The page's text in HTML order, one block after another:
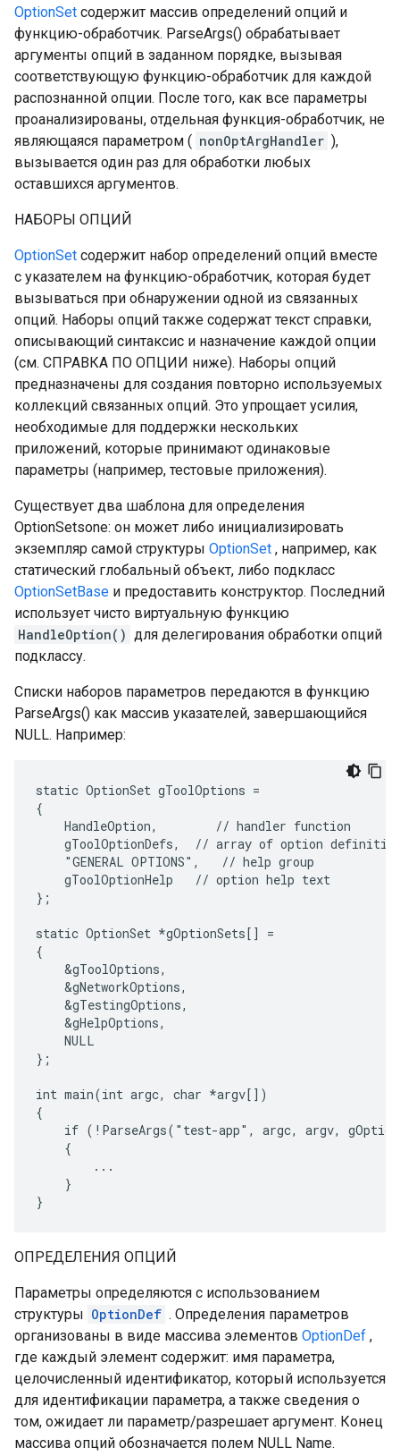
OptionSet содержит массив определений опций и
функцию-обработчик. ParseArgs() обрабатывает
аргументы опций в заданном порядке, вызывая
соответствующую функцию-обработчик для каждой
распознанной опции. После того, как все параметры
проанализированы, отдельная функция-обработчик, не
являющаяся параметром ( nonOptArgHandler ),
вызывается один раз для обработки любых
оставшихся аргументов.
НАБОРЫ ОПЦИЙ
OptionSet содержит набор определений опций вместе
с указателем на функцию-обработчик, которая будет
вызываться при обнаружении одной из связанных
опций. Наборы опций также содержат текст справки,
описывающий синтаксис и назначение каждой опции
(см. СПРАВКА ПО ОПЦИИ ниже). Наборы опций
предназначены для создания повторно используемых
коллекций связанных опций. Это упрощает усилия,
необходимые для поддержки нескольких
приложений, которые принимают одинаковые
параметры (например, тестовые приложения).
Существует два шаблона для определения
OptionSetsone: он может либо инициализировать
экземпляр самой структуры OptionSet , например, как
статический глобальный объект, либо подкласс
OptionSetBase и предоставить конструктор. Последний
использует чисто виртуальную функцию
HandleOption() для делегирования обработки опций
подклассу.
Списки наборов параметров передаются в функцию
ParseArgs() как массив указателей, завершающийся
NULL. Например:
static OptionSet gToolOptions =
{
    HandleOption,        // handler function
gToolOptionDefs,  // array of option
    "GENERAL OPTIONS",   // help group
    gToolOptionHelp   // option help text
};
static OptionSet *gOptionSets[] =
{
    &gToolOptions,
    &gNetworkOptions,
    &gTestingOptions,
    &gHelpOptions,
    NULL
};
int main(int argc, char *argv[])
{
if (!ParseArgs("test-app", argc, argv,
    {
        ...
    }
}
ОПРЕДЕЛЕНИЯ ОПЦИЙ
Параметры определяются с использованием
структуры OptionDef . Определения параметров
организованы в виде массива элементов OptionDef ,
где каждый элемент содержит: имя параметра,
целочисленный идентификатор, который используется
для идентификации параметра, а также сведения о
том, ожидает ли параметр/разрешает аргумент. Конец
массива опций обозначается полем NULL Name.